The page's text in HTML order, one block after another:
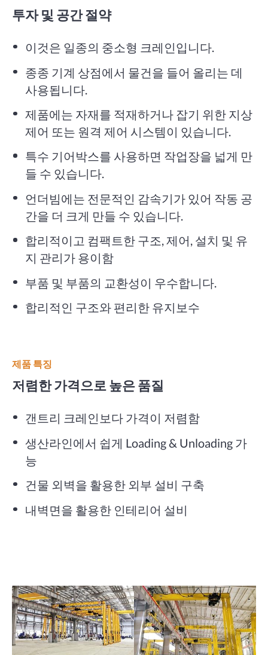
투자 및 공간 절약
이것은 일종의 중소형 크레인입니다.
종종 기계 상점에서 물건을 들어 올리는 데
사용됩니다.
제품에는 자재를 적재하거나 잡기 위한 지상
제어 또는 원격 제어 시스템이 있습니다.
특수 기어박스를 사용하면 작업장을 넓게 만
들 수 있습니다.
언더빔에는 전문적인 감속기가 있어 작동 공
간을 더 크게 만들 수 있습니다.
합리적이고 컴팩트한 구조, 제어, 설치 및 유
지 관리가 용이함
부품 및 부품의 교환성이 우수합니다.
합리적인 구조와 편리한 유지보수
제품 특징
저렴한 가격으로 높은 품질
갠트리 크레인보다 가격이 저렴함
생산라인에서 쉽게 Loading & Unloading 가
능
건물 외벽을 활용한 외부 설비 구축
내벽면을 활용한 인테리어 설비